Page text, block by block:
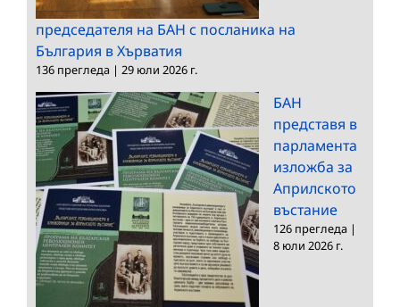
председателя на БАН с посланика на
България в Хърватия
136 прегледа | 29 юли 2026 г.
БАН
представя в
парламента
изложба за
Априлското
въстание
126 прегледа |
8 юли 2026 г.